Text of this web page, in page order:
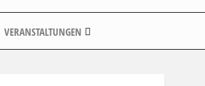
VERANSTALTUNGEN